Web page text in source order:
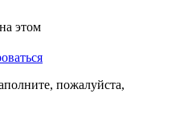
этом
пожалуйста,